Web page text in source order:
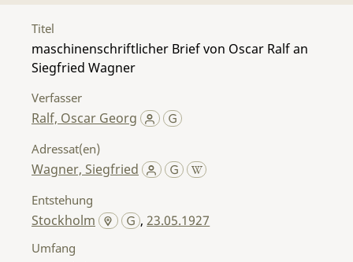
Titel
maschinenschriftlicher Brief von Oscar Ralf an
Siegfried Wagner
Verfasser
Ralf, Oscar Georg
Adressat(en)
Wagner, Siegfried
Entstehung
Stockholm ,23.05.1927
Umfang